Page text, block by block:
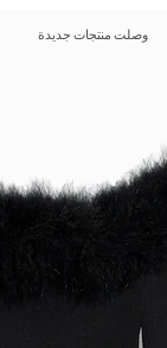
وصلت منتجات جديدة